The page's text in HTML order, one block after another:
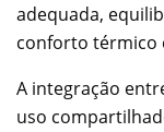
adequada,
conforto térmico
A integração
uso